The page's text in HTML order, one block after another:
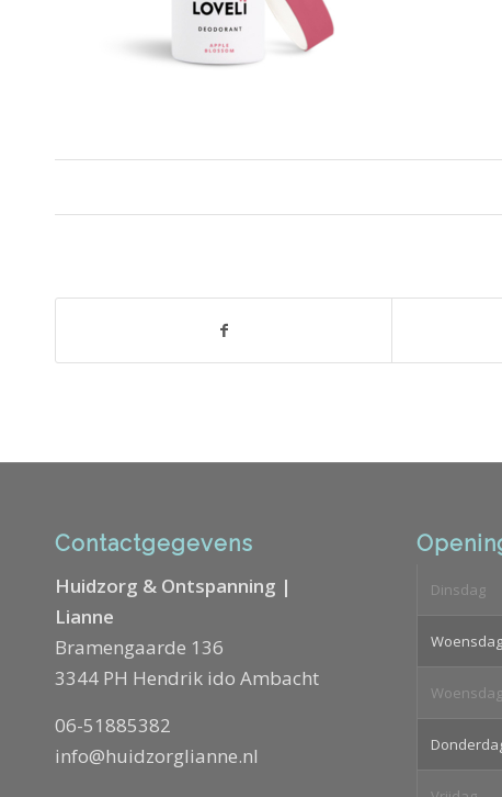
Contactgegevens
Huidzorg & Ontspanning |
Lianne
Bramengaarde 136
3344 PH Hendrik ido Ambacht
06-51885382
info@huidzorglianne.nl
Dinsdag
Woensdag
Woensdag